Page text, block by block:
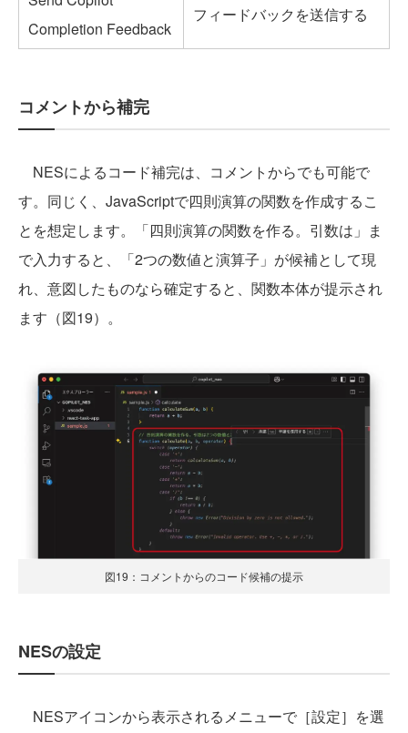
Completion Feedback
フィードバックを送信する
コメントから補完
NESによるコード補完は、コメントからでも可能で
す。同じく、JavaScriptで四則演算の関数を作成するこ
とを想定します。「四則演算の関数を作る。引数は」ま
で入力すると、「2つの数値と演算子」が候補として現
れ、意図したものなら確定すると、関数本体が提示され
ます（図19）。
図19：コメントからのコード候補の提示
NESの設定
NESアイコンから表示されるメニューで［設定］を選